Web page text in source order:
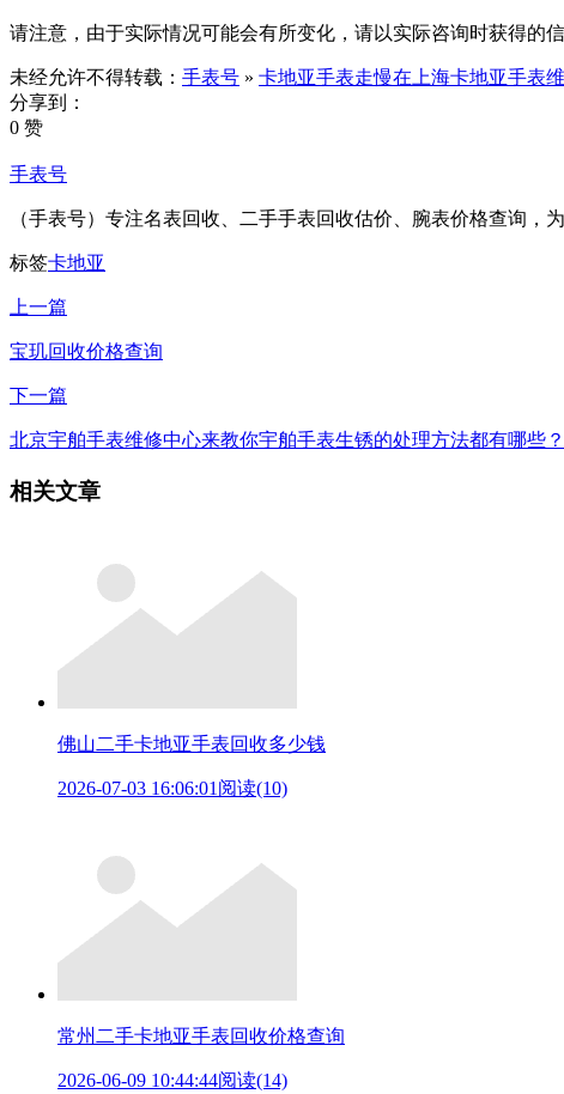
请注意，由于实际情况可能会有所变化，请以实际咨询时获得的
未经允许不得转载： 手表号 » 卡地亚手表走慢在上海卡地亚手表
分享到：
0 赞
手表号
（手表号）专注名表回收、二手手表回收估价、腕表价格查询
标签卡地亚
上一篇
宝玑回收价格查询
下一篇
北京宇舶手表维修中心来教你宇舶手表生锈的处理方法都有哪些？
相关文章
佛山二手卡地亚手表回收多少钱
2026-07-03 16:06:01 阅读(10)
常州二手卡地亚手表回收价格查询
2026-06-09 10:44:44阅读(14)